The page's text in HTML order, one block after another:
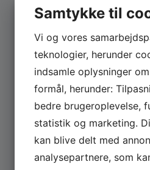
Se hele udvalget af Güde
til
Samtykke til
Vi og vores
teknologier, herunder
indsamle oplysninger
formål, herunder:
bedre brugeroplevelse,
statistik og marketing.
kan blive delt med
analysepartnere, som